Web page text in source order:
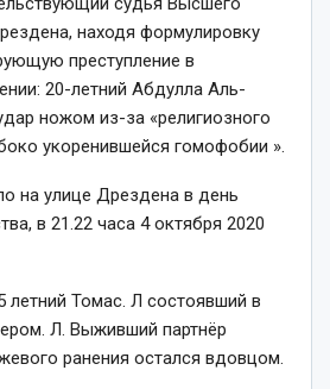
находя формулировку
преступление в
20-летний Абдулла Аль-
ножом из-за «религиозного
укоренившейся гомофобии ».
на улице Дрездена в день
в 21.22 часа 4 октября 2020
летний Томас. Л состоявший в
Л. Выживший партнёр
ранения остался вдовцом.